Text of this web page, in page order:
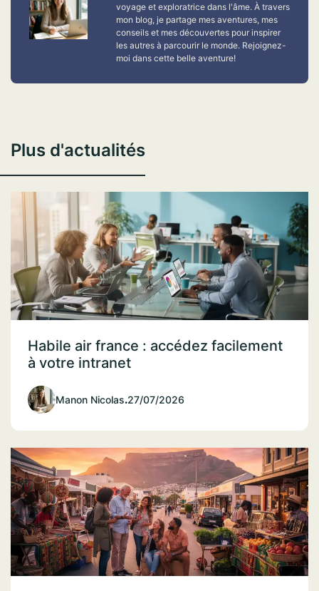
voyage et exploratrice dans l'âme. À travers
mon blog, je partage mes aventures, mes
conseils et mes découvertes pour inspirer
les autres à parcourir le monde. Rejoignez-
moi dans cette belle aventure!
Plus d'actualités
Habile air france : accédez facilement
à votre intranet
Manon Nicolas.27/07/2026